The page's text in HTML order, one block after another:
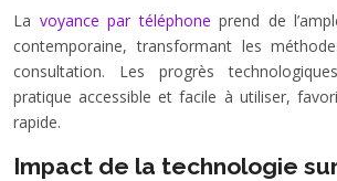
La voyance par téléphone prend de
contemporaine, transformant les
consultation. Les progrès
pratique accessible et facile à utiliser,
rapide.
Impact de la technologie